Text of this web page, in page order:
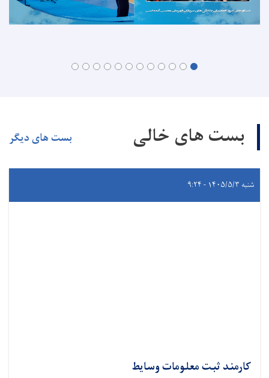
بست های خالی بست های دیگر
شنبه ۱۴۰۵/۵/۳ - ۹:۲۴
کارمند ثبت معلومات وسایط